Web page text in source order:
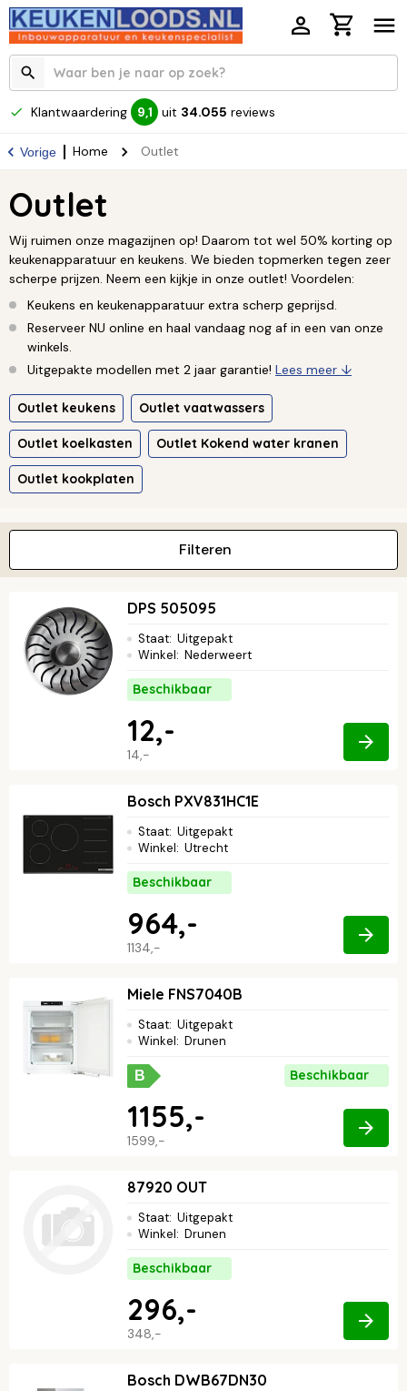
Klantwaardering 9,1 uit 34.055 reviews
Vorige Home Outlet
Outlet
Wij ruimen onze magazijnen op! Daarom tot wel 50% korting op
keukenapparatuur en keukens. We bieden topmerken tegen zeer
scherpe prijzen. Neem een kijkje in onze outlet! Voordelen:
Keukens en keukenapparatuur extra scherp geprijsd.
Reserveer NU online en haal vandaag nog af in een van onze
winkels.
Uitgepakte modellen met 2 jaar garantie! Lees meer ↓
Outlet keukens Outlet vaatwassers
Outlet koelkasten Outlet Kokend water kranen
Outlet kookplaten
Filteren
DPS 505095
Staat: Uitgepakt
Winkel: Nederweert
Beschikbaar
14,-
12,-
Bosch PXV831HC1E
Staat: Uitgepakt
Winkel: Utrecht
Beschikbaar
1134,-
964,-
Miele FNS7040B
Staat: Uitgepakt
Winkel: Drunen
B Beschikbaar
1599,-
1155,-
87920 OUT
Staat: Uitgepakt
Winkel: Drunen
Beschikbaar
348,-
296,-
Bosch DWB67DN30